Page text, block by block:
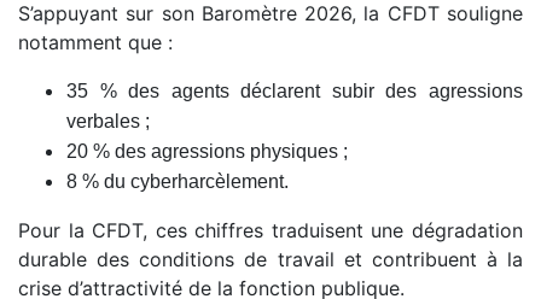
S’appuyant sur son Baromètre 2026, la CFDT souligne
notamment que :
35 % des agents déclarent subir des agressions
verbales ;
20 % des agressions physiques ;
8 % du cyberharcèlement.
Pour la CFDT, ces chiffres traduisent une dégradation
durable des conditions de travail et contribuent à la
crise d’attractivité de la fonction publique.